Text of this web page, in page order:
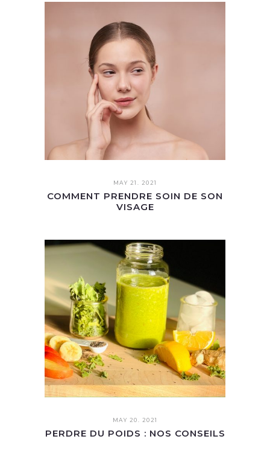
MAY 21. 2021
COMMENT PRENDRE SOIN DE SON
VISAGE
MAY 20. 2021
PERDRE DU POIDS : NOS CONSEILS